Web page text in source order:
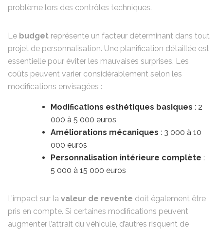
problème lors des contrôles techniques.
Le budget représente un facteur déterminant dans tout
projet de personnalisation. Une planification détaillée est
essentielle pour éviter les mauvaises surprises. Les
coûts peuvent varier considérablement selon les
modifications envisagées :
Modifications esthétiques basiques : 2
000 à 5 000 euros
Améliorations mécaniques : 3 000 à 10
000 euros
Personnalisation intérieure complète :
5 000 à 15 000 euros
L’impact sur la valeur de revente doit également être
pris en compte. Si certaines modifications peuvent
augmenter l’attrait du véhicule, d’autres risquent de